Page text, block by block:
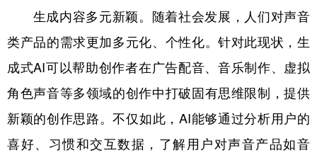
生成内容多元新颖。随着社会发展，人们对声音
类产品的需求更加多元化、个性化。针对此现状，生
成式AI可以帮助创作者在广告配音、音乐制作、虚拟
角色声音等多领域的创作中打破固有思维限制，提供
新颖的创作思路。不仅如此，AI能够通过分析用户的
喜好、习惯和交互数据，了解用户对声音产品如音